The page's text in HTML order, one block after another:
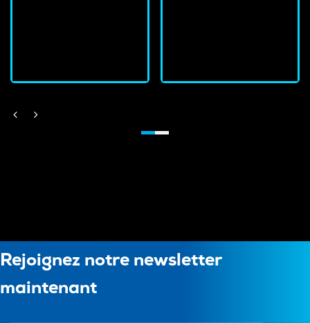
Rejoignez notre newsletter
maintenant